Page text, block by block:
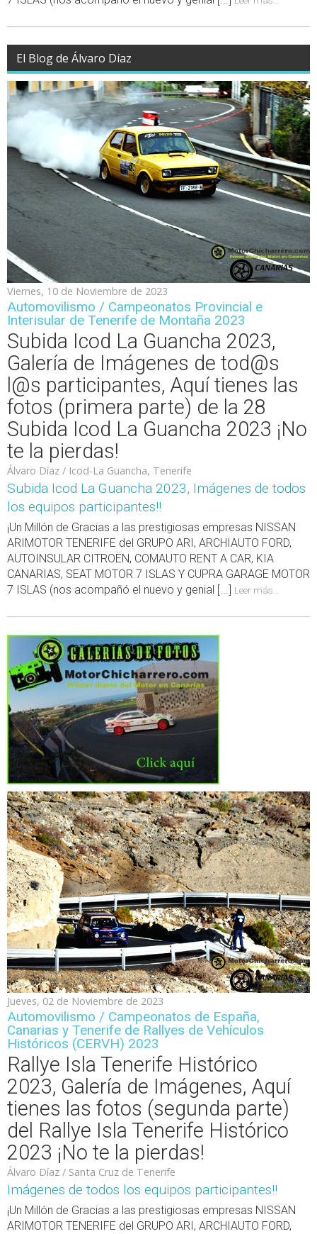
El Blog de Álvaro Díaz
Viernes, 10 de Noviembre de 2023
Automovilismo / Campeonatos Provincial e
Interisular de Tenerife de Montaña 2023
Subida Icod La Guancha 2023,
Galería de Imágenes de tod@s
l@s participantes, Aquí tienes las
fotos (primera parte) de la 28
Subida Icod La Guancha 2023 ¡No
te la pierdas!
Álvaro Díaz / Icod-La Guancha, Tenerife
Subida Icod La Guancha 2023, Imágenes de todos
los equipos participantes!!
¡Un Millón de Gracias a las prestigiosas empresas NISSAN
ARIMOTOR TENERIFE del GRUPO ARI, ARCHIAUTO FORD,
AUTOINSULAR CITROËN, COMAUTO RENT A CAR, KIA
CANARIAS, SEAT MOTOR 7 ISLAS Y CUPRA GARAGE MOTOR
7 ISLAS (nos acompañó el nuevo y genial [...] Leer más...
Jueves, 02 de Noviembre de 2023
Automovilismo / Campeonatos de España,
Canarias y Tenerife de Rallyes de Vehículos
Históricos (CERVH) 2023
Rallye Isla Tenerife Histórico
2023, Galería de Imágenes, Aquí
tienes las fotos (segunda parte)
del Rallye Isla Tenerife Histórico
2023 ¡No te la pierdas!
Álvaro Díaz / Santa Cruz de Tenerife
Imágenes de todos los equipos participantes!!
¡Un Millón de Gracias a las prestigiosas empresas NISSAN
ARIMOTOR TENERIFE del GRUPO ARI, ARCHIAUTO FORD,